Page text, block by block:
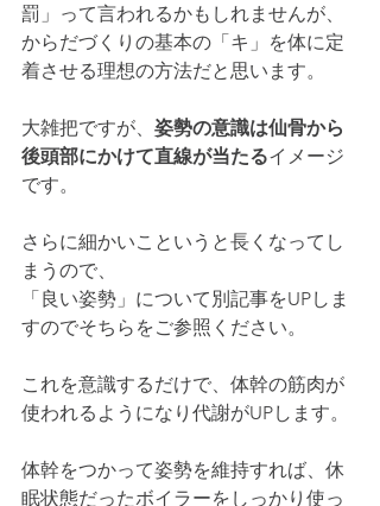
罰」って言われるかもしれませんが、
からだづくりの基本の「キ」を体に定
着させる理想の方法だと思います。
大雑把ですが、 姿勢の意識は仙骨から
後頭部にかけて直線が当たるイメージ
です。
さらに細かいこというと長くなってし
まうので、
「良い姿勢」について別記事をUPしま
すのでそちらをご参照ください。
これを意識するだけで、体幹の筋肉が
使われるようになり代謝がUPします。
体幹をつかって姿勢を維持すれば、休
眠状態だったボイラーをしっかり使っ